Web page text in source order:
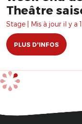
Theâtre
Stage | Mis à jour il y a
PLUS D'INFOS